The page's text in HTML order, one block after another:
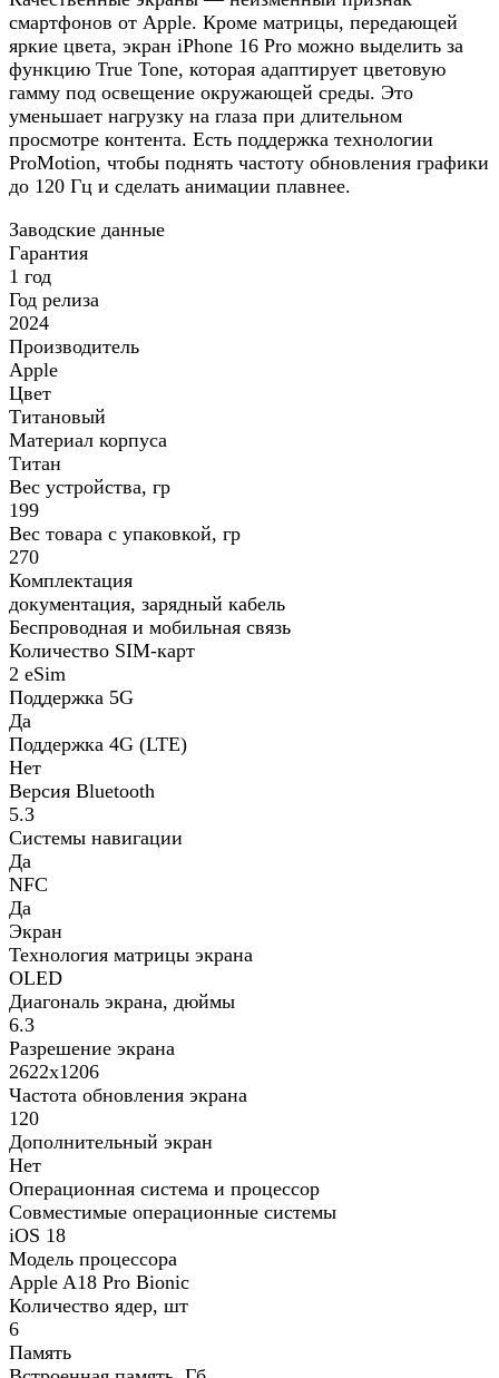
смартфонов от Apple. Кроме матрицы, передающей
яркие цвета, экран iPhone 16 Pro можно выделить за
функцию True Tone, которая адаптирует цветовую
гамму под освещение окружающей среды. Это
уменьшает нагрузку на глаза при длительном
просмотре контента. Есть поддержка технологии
ProMotion, чтобы поднять частоту обновления графики
до 120 Гц и сделать анимации плавнее.
Заводские данные
Гарантия
1 год
Год релиза
2024
Производитель
Apple
Цвет
Титановый
Материал корпуса
Титан
Вес устройства, гр
199
Вес товара с упаковкой, гр
270
Комплектация
документация, зарядный кабель
Беспроводная и мобильная связь
Количество SIM-карт
2 eSim
Поддержка 5G
Да
Поддержка 4G (LTE)
Нет
Версия Bluetooth
5.3
Системы навигации
Да
NFC
Да
Экран
Технология матрицы экрана
OLED
Диагональ экрана, дюймы
6.3
Разрешение экрана
2622x1206
Частота обновления экрана
120
Дополнительный экран
Нет
Операционная система и процессор
Совместимые операционные системы
iOS 18
Модель процессора
Apple A18 Pro Bionic
Количество ядер, шт
6
Память